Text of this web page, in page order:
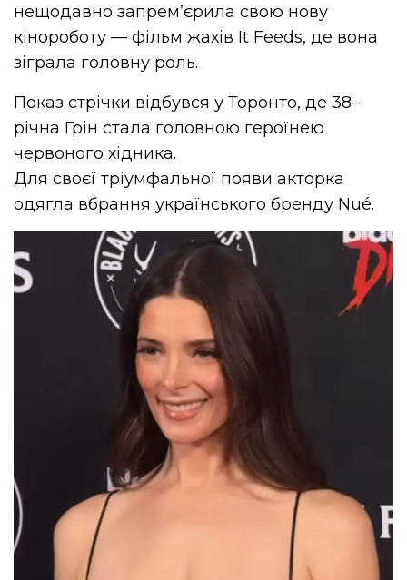
нещодавнозапрем’єрила свою нову
кінороботу — фільм жахів It Feeds, де вона
зіграла головну роль.
Показ стрічки відбувся у Торонто, де 38-
річна Грін стала головною героїнею
червоного хідника.
Для своєї тріумфальної появи акторка
одягла вбрання українського бренду Nué.